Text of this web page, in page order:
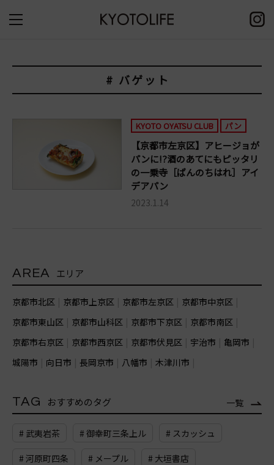
# バゲット
KYOTO OYATSU CLUB パン
【京都市左京区】アヒージョが
パンに!?酒のあてにもピッタリ
の一乗寺［ぱんのちはれ］アイ
デアパン
2023.1.14
AREA エリア
京都市北区 京都市上京区 京都市左京区
京都市中京区
京都市東山区
京都市山科区 京都市下京区
京都市南区
京都市右京区
京都市西京区 京都市伏見区 宇治市
亀岡市
城陽市
向日市 長岡京市 八幡市 木津川市
TAG おすすめのタグ 一覧
# 武夷岩茶 # 御幸町三条上ル # スカッシュ
# 河原町四条 # メープル # 大垣書店